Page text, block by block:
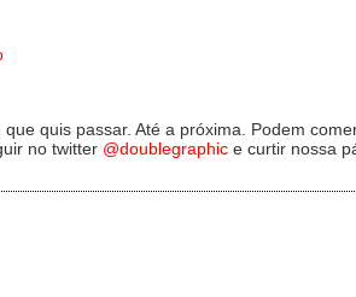
quis passar. Até a próxima. Podem
no twitter @doublegraphic e curtir nossa